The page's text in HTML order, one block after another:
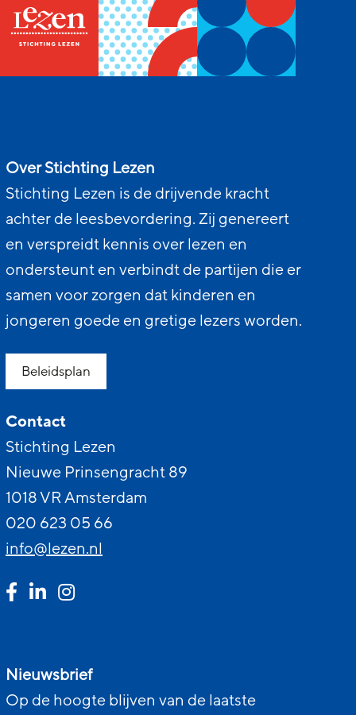
Over Stichting Lezen
Stichting Lezen is de drijvende kracht
achter de leesbevordering. Zij genereert
en verspreidt kennis over lezen en
ondersteunt en verbindt de partijen die er
samen voor zorgen dat kinderen en
jongeren goede en gretige lezers worden.
Beleidsplan
Contact
Stichting Lezen
Nieuwe Prinsengracht 89
1018 VR Amsterdam
020 623 05 66
info@lezen.nl
Nieuwsbrief
Op de hoogte blijven van de laatste